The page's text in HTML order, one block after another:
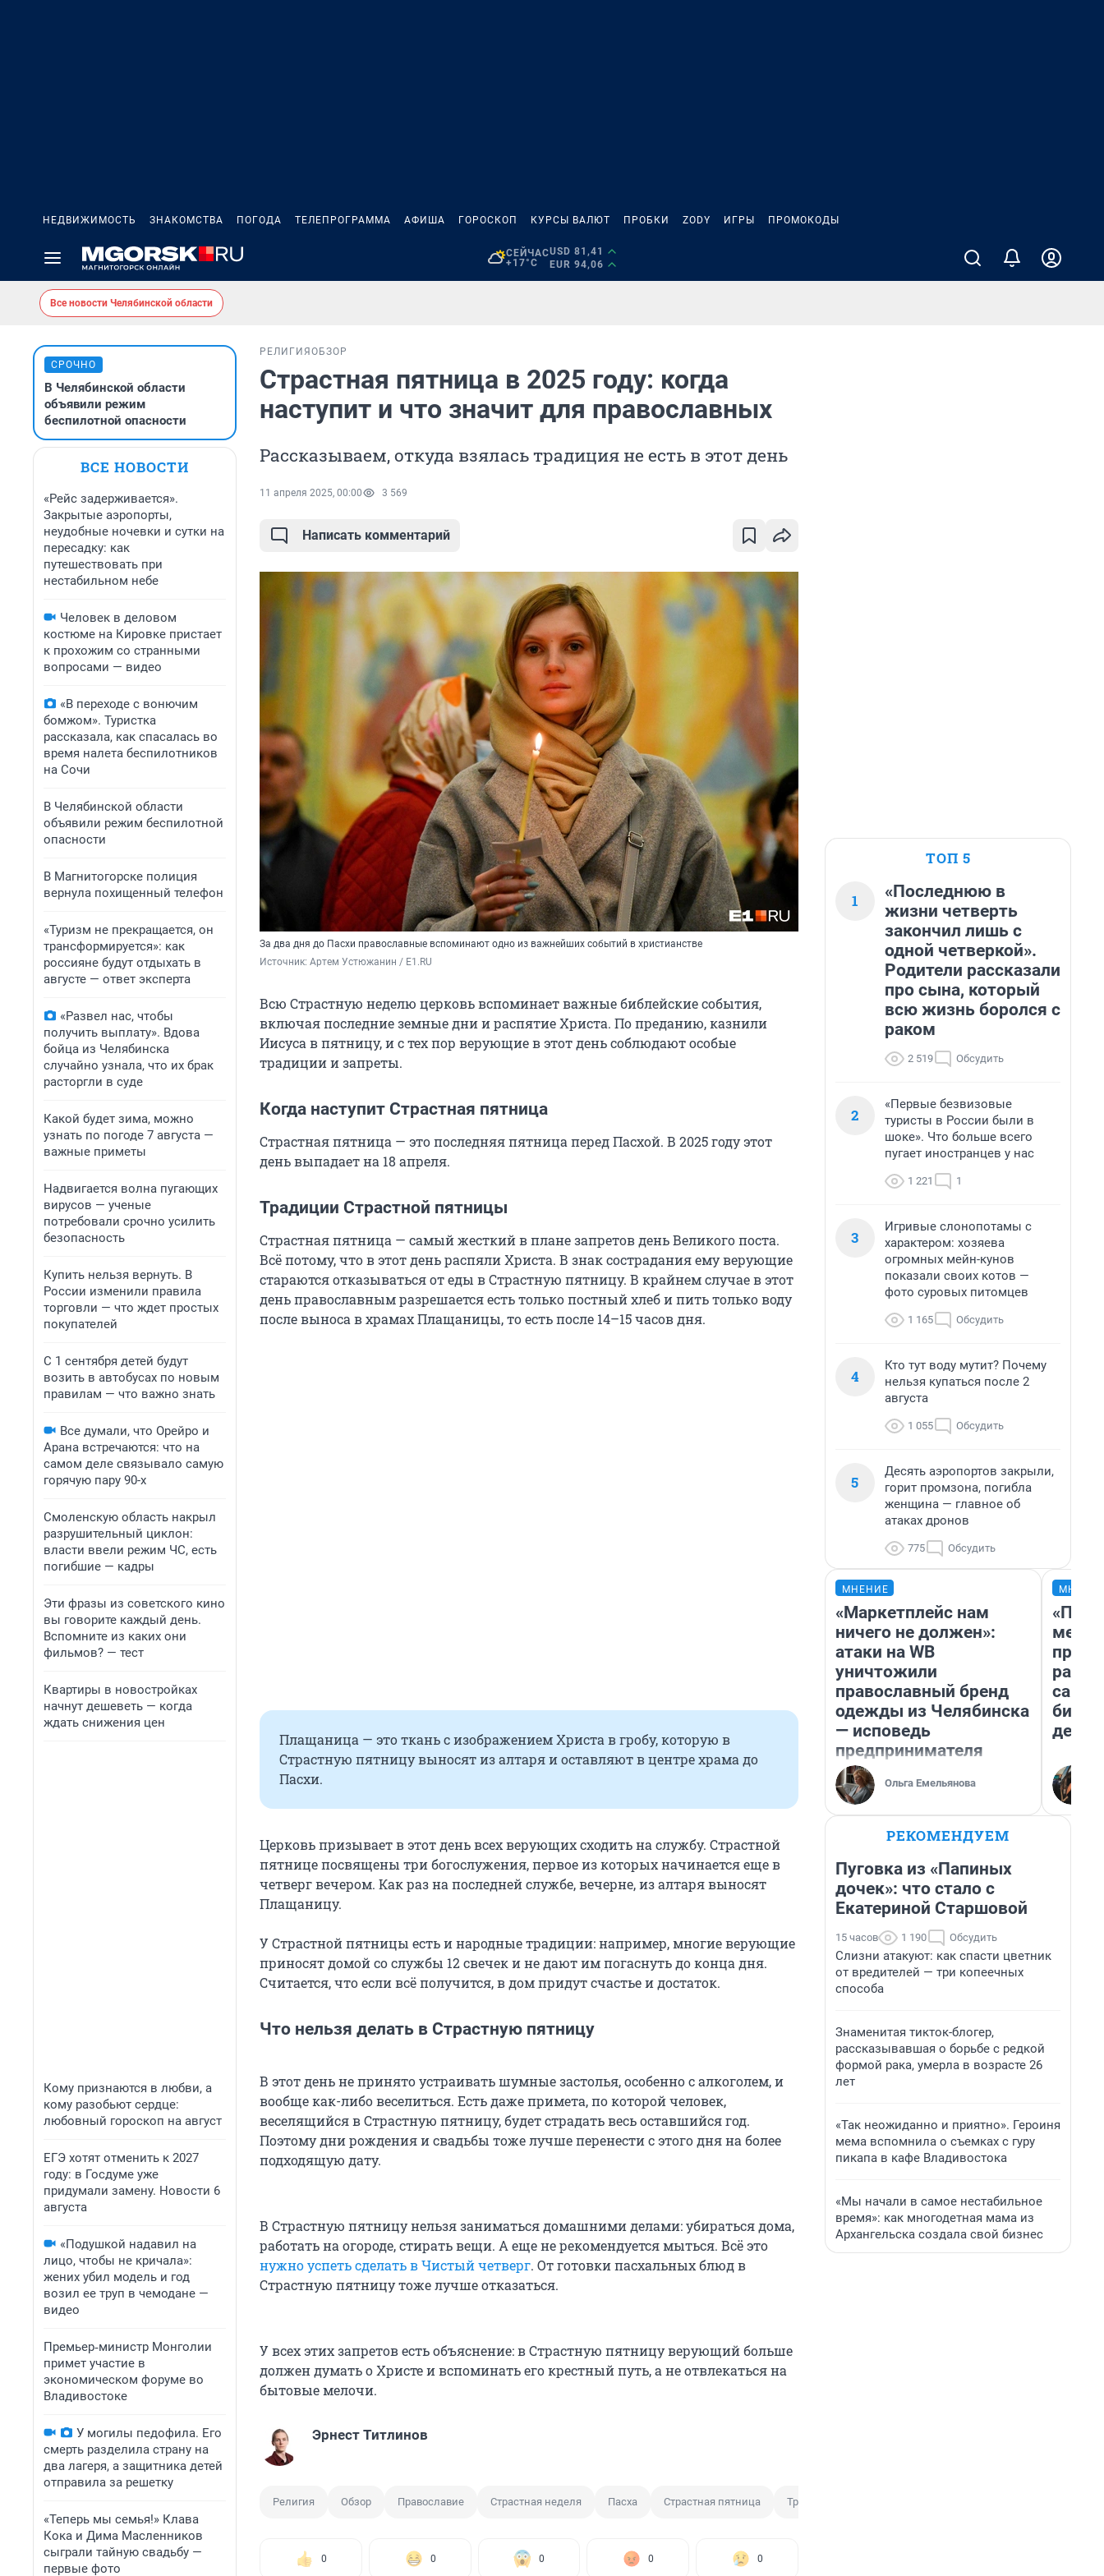
НЕДВИЖИМОСТЬ ЗНАКОМСТВА ПОГОДА ТЕЛЕПРОГРАММА АФИША ГОРОСКОП КУРСЫ ВАЛЮТ ПРОБКИ ZODY ИГРЫ ПРОМОКОДЫ
СЕЙЧАС
+17°C
USD 81,41
EUR 94,06
Все новости Челябинской области
СРОЧНО
В Челябинской области
объявили режим
беспилотной опасности
ВСЕ НОВОСТИ
«Рейс задерживается».
Закрытые аэропорты,
неудобные ночевки и сутки на
пересадку: как
путешествовать при
нестабильном небе
Человек в деловом
костюме на Кировке пристает
к прохожим со странными
вопросами — видео
«В переходе с вонючим
бомжом». Туристка
рассказала, как спасалась во
время налета беспилотников
на Сочи
В Челябинской области
объявили режим беспилотной
опасности
В Магнитогорске полиция
вернула похищенный телефон
«Туризм не прекращается, он
трансформируется»: как
россияне будут отдыхать в
августе — ответ эксперта
«Развел нас, чтобы
получить выплату». Вдова
бойца из Челябинска
случайно узнала, что их брак
расторгли в суде
Какой будет зима, можно
узнать по погоде 7 августа —
важные приметы
Надвигается волна пугающих
вирусов — ученые
потребовали срочно усилить
безопасность
Купить нельзя вернуть. В
России изменили правила
торговли — что ждет простых
покупателей
С 1 сентября детей будут
возить в автобусах по новым
правилам — что важно знать
Все думали, что Орейро и
Арана встречаются: что на
самом деле связывало самую
горячую пару 90-х
Смоленскую область накрыл
разрушительный циклон:
власти ввели режим ЧС, есть
погибшие — кадры
Эти фразы из советского кино
вы говорите каждый день.
Вспомните из каких они
фильмов? — тест
Квартиры в новостройках
начнут дешеветь — когда
ждать снижения цен
Кому признаются в любви, а
кому разобьют сердце:
любовный гороскоп на август
ЕГЭ хотят отменить к 2027
году: в Госдуме уже
придумали замену. Новости 6
августа
«Подушкой надавил на
лицо, чтобы не кричала»:
жених убил модель и год
возил ее труп в чемодане —
видео
Премьер‑министр Монголии
примет участие в
экономическом форуме во
Владивостоке
У могилы педофила. Его
смерть разделила страну на
два лагеря, а защитника детей
отправила за решетку
«Теперь мы семья!» Клава
Кока и Дима Масленников
сыграли тайную свадьбу —
первые фото
РЕЛИГИЯ ОБЗОР
Страстная пятница в 2025 году: когда
наступит и что значит для православных
Рассказываем, откуда взялась традиция не есть в этот день
11 апреля 2025, 00:00 3 569
Написать комментарий
За два дня до Пасхи православные вспоминают одно из важнейших событий в христианстве
Источник: Артем Устюжанин / E1.RU
Всю Страстную неделю церковь вспоминает важные библейские события,
включая последние земные дни и распятие Христа. По преданию, казнили
Иисуса в пятницу, и с тех пор верующие в этот день соблюдают особые
традиции и запреты.
Когда наступит Страстная пятница
Страстная пятница — это последняя пятница перед Пасхой. В 2025 году этот
день выпадает на 18 апреля.
Традиции Страстной пятницы
Страстная пятница — самый жесткий в плане запретов день Великого поста.
Всё потому, что в этот день распяли Христа. В знак сострадания ему верующие
стараются отказываться от еды в Страстную пятницу. В крайнем случае в этот
день православным разрешается есть только постный хлеб и пить только воду
после выноса в храмах Плащаницы, то есть после 14–15 часов дня.
Плащаница — это ткань с изображением Христа в гробу, которую в
Страстную пятницу выносят из алтаря и оставляют в центре храма до
Пасхи.
Церковь призывает в этот день всех верующих сходить на службу. Страстной
пятнице посвящены три богослужения, первое из которых начинается еще в
четверг вечером. Как раз на последней службе, вечерне, из алтаря выносят
Плащаницу.
У Страстной пятницы есть и народные традиции: например, многие верующие
приносят домой со службы 12 свечек и не дают им погаснуть до конца дня.
Считается, что если всё получится, в дом придут счастье и достаток.
Что нельзя делать в Страстную пятницу
В этот день не принято устраивать шумные застолья, особенно с алкоголем, и
вообще как-либо веселиться. Есть даже примета, по которой человек,
веселящийся в Страстную пятницу, будет страдать весь оставшийся год.
Поэтому дни рождения и свадьбы тоже лучше перенести с этого дня на более
подходящую дату.
В Страстную пятницу нельзя заниматься домашними делами: убираться дома,
работать на огороде, стирать вещи. А еще не рекомендуется мыться. Всё это
нужно успеть сделать в Чистый четверг. От готовки пасхальных блюд в
Страстную пятницу тоже лучше отказаться.
У всех этих запретов есть объяснение: в Страстную пятницу верующий больше
должен думать о Христе и вспоминать его крестный путь, а не отвлекаться на
бытовые мелочи.
Эрнест Титлинов
Религия Обзор Православие Страстная неделя Пасха Страстная пятница Традиция
0 0 0 0 0
ТОП 5
1
«Последнюю в
жизни четверть
закончил лишь с
одной четверкой».
Родители рассказали
про сына, который
всю жизнь боролся с
раком
2 519 Обсудить
2
«Первые безвизовые
туристы в России были в
шоке». Что больше всего
пугает иностранцев у нас
1 221 1
3
Игривые слонопотамы с
характером: хозяева
огромных мейн-кунов
показали своих котов —
фото суровых питомцев
1 165 Обсудить
4
Кто тут воду мутит? Почему
нельзя купаться после 2
августа
1 055 Обсудить
5
Десять аэропортов закрыли,
горит промзона, погибла
женщина — главное об
атаках дронов
775 Обсудить
МНЕНИЕ
«Маркетплейс нам
ничего не должен»:
атаки на WB
уничтожили
православный бренд
одежды из Челябинска
— исповедь
предпринимателя
Ольга Емельянова
РЕКОМЕНДУЕМ
Пуговка из «Папиных
дочек»: что стало с
Екатериной Старшовой
15 часов 1 190 Обсудить
Слизни атакуют: как спасти цветник
от вредителей — три копеечных
способа
Знаменитая тикток-блогер,
рассказывавшая о борьбе с редкой
формой рака, умерла в возрасте 26
лет
«Так неожиданно и приятно». Героиня
мема вспомнила о съемках с гуру
пикапа в кафе Владивостока
«Мы начали в самое нестабильное
время»: как многодетная мама из
Архангельска создала свой бизнес